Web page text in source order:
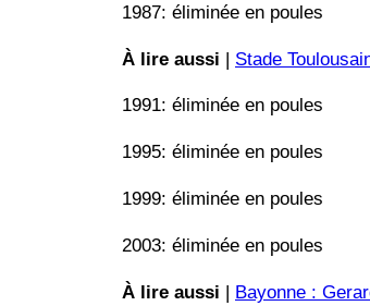
1987: éliminée en poules
À lire aussi | Stade
1991: éliminée en poules
1995: éliminée en poules
1999: éliminée en poules
2003: éliminée en poules
À lire aussi | Bayonne :